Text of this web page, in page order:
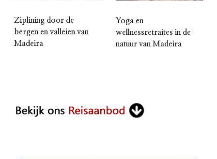
Ziplining door de
bergen en valleien van
Madeira
Yoga en
wellnessretraites in de
natuur van Madeira